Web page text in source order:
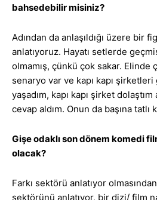
bahsedebilir misiniz?
Adından da anlaşıldığı üzere bir
anlatıyoruz. Hayatı setlerde
olmamış, çünkü çok sakar. Elinde
senaryo var ve kapı kapı
yaşadım, kapı kapı şirket
cevap aldım. Onun da başına
Gişe odaklı son dönem komedi
olacak?
Farkı sektörü anlatıyor
sektörünü anlatıyor, bir dizi/ film